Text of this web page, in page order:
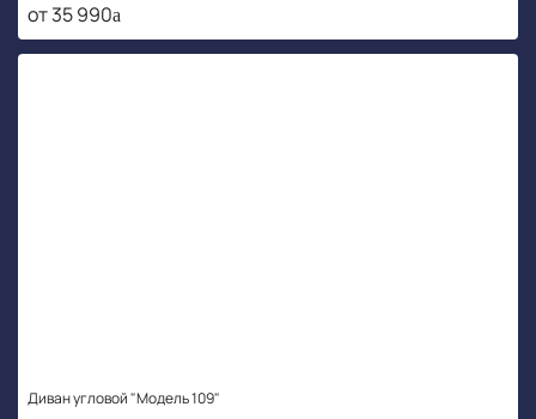
от 35 990
Диван угловой "Модель 109"